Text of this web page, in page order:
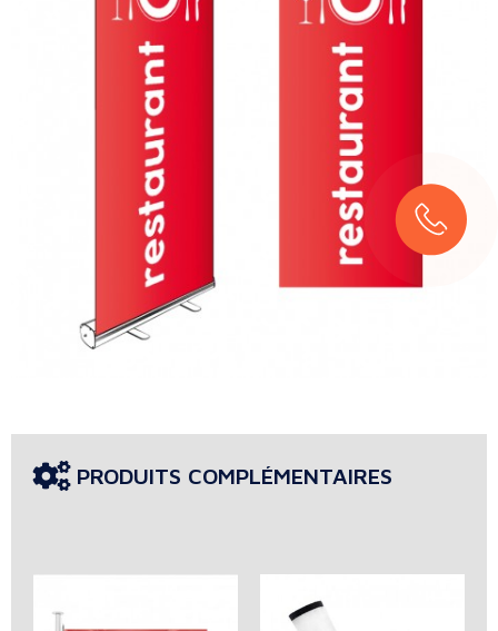
PRODUITS COMPLÉMENTAIRES